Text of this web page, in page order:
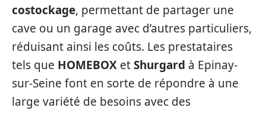
costockage, permettant de partager une
cave ou un garage avec d’autres particuliers,
réduisant ainsi les coûts. Les prestataires
tels que HOMEBOX etShurgard à Epinay-
sur-Seine font en sorte de répondre à une
large variété de besoins avec des